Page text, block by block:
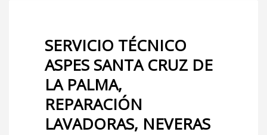
SERVICIO TÉCNICO
ASPES SANTA CRUZ DE
LA PALMA,
REPARACIÓN
LAVADORAS, NEVERAS